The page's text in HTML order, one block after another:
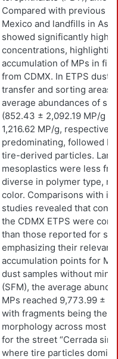
Compared with previous
Mexico and landfills in
showed significantly higher
concentrations,
accumulation of MPs in
from CDMX. In ETPS dust,
transfer and sorting areas
average abundances of
(852.43 ± 2,092.19 MP/g
1,216.62 MP/g,
predominating, followed
tire-derived particles.
mesoplastics were less
diverse in polymer type,
color. Comparisons with
studies revealed that
the CDMX ETPS were
than those reported for
emphasizing their
accumulation points for
dust samples without
(SFM), the average
MPs reached 9,773.99 ±
with fragments being the
morphology across most
for the street “Cerrada sin
where tire particles